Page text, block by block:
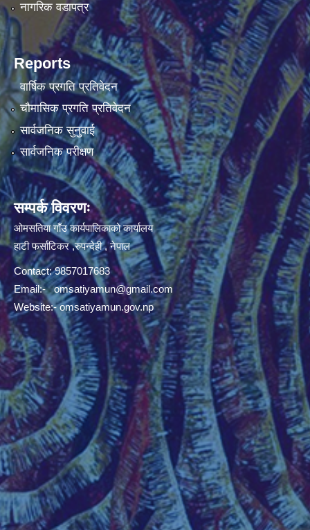
नागरिक वडापत्र
Reports
वार्षिक प्रगति प्रतिवेदन
चौमासिक प्रगति प्रतिवेदन
सार्वजनिक सुनुवाई
सार्वजनिक परीक्षण
सम्पर्क विवरणः
ओमसतिया गाँउ कार्यपालिकाको कार्यालय
हाटी फर्साटिकर ,रुपन्देही , नेपाल
Contact: 9857017683
Email:-omsatiyamun@gmail.com
Website:- omsatiyamun.gov.np